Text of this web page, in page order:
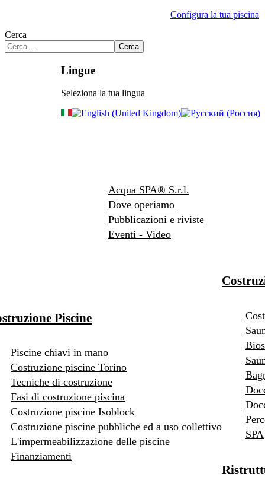
Configura la tua piscina
Cerca
Cerca
Lingue
Seleziona la tua lingua
Acqua SPA® S.r.l.
Dove operiamo
Pubblicazioni e riviste
Eventi - Video
Piscine
Piscine chiavi in mano
Costruzione piscine Torino
Tecniche di costruzione
Fasi di costruzione piscina
Costruzione piscine Isoblock
Costruzione piscine pubbliche ed a uso collettivo
L'impermeabilizzazione delle piscine
Finanziamenti
SPA